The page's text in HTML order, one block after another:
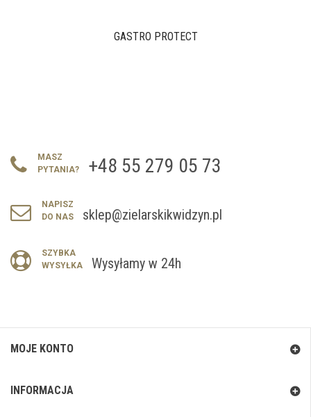
GASTRO PROTECT
MASZ
PYTANIA?
+48 55 279 05 73
NAPISZ
DO NAS
sklep@zielarskikwidzyn.pl
SZYBKA
WYSYŁKA
Wysyłamy w 24h
MOJE KONTO
INFORMACJA